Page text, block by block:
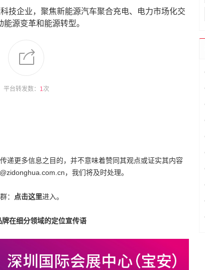
企业，聚焦新能源汽车聚合充电、电力市场化交
源变革和能源转型。
平台转发数： 1次
递更多信息之目的，并不意味着赞同其观点或证实其内容
，我们将及时处理。
： 点击这里进入。
牌在细分领域的定位宣传语